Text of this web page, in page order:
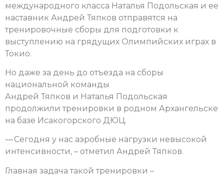
международного класса Наталья Подольская и ее
наставник Андрей Тяпков отправятся на
тренировочные сборы для подготовки к
выступлению на грядущих Олимпийских играх в
Токио.
Но даже за день до отъезда на сборы
национальной команды
Андрей Тяпков и Наталья Подольская
продолжили тренировки в родном Архангельске
на базе Исакогорского ДЮЦ.
— Сегодня у нас аэробные нагрузки невысокой
интенсивности, – отметил Андрей Тяпков.
Главная задача такой тренировки –